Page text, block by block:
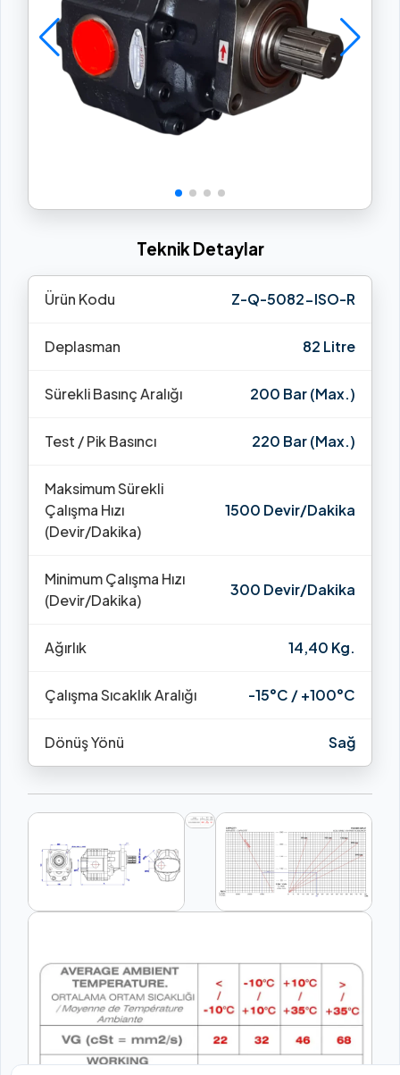
Teknik Detaylar
Ürün Kodu Z-Q-5082-ISO-R
Deplasman 82 Litre
Sürekli Basınç Aralığı 200 Bar (Max.)
Test / Pik Basıncı 220 Bar (Max.)
Maksimum Sürekli
Çalışma Hızı
(Devir/Dakika)
1500 Devir/Dakika
Minimum Çalışma Hızı
(Devir/Dakika)
300 Devir/Dakika
Ağırlık 14,40 Kg.
Çalışma Sıcaklık Aralığı -15°C / +100°C
Dönüş Yönü Sağ